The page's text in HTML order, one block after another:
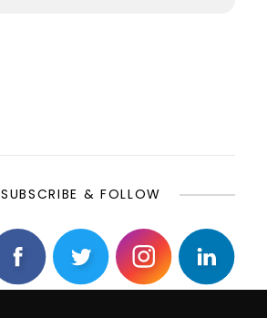
SUBSCRIBE & FOLLOW